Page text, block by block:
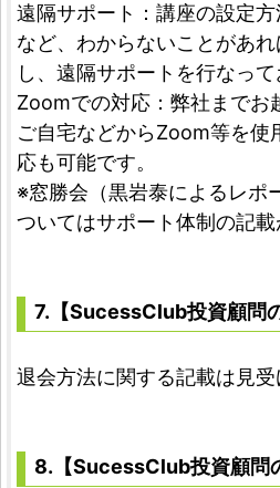
遠隔サポート：講座の設定
など、わからないことがあ
し、遠隔サポートを行なって
Zoomでの対応：弊社までお
ご自宅などからZoom等を使
応も可能です。
※窓勝会（黒岩泰によるレポ
ついてはサポート体制の記載
7.【SucessClub投資顧問
退会方法に関する記載は見受
8.【SucessClub投資顧問